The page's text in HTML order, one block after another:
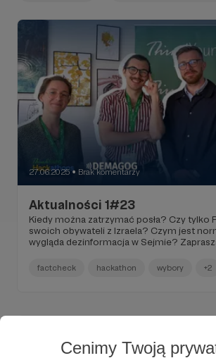
Cenimy Twoją
27.06.2025 ● Brak komentarzy
Aktualności 1#23
Kiedy można zatrzymać posła? Czy tylko
swoich obywateli z Izraela? Czym jest
wygląda dezinformacja w Sejmie?
medycznych! Sprawdziliśmy również, czy
nieprawidłowości w komisjach
factcheck hackathon wybory +2